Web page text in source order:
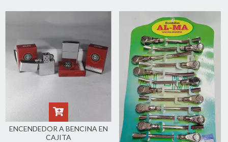
ENCENDEDOR A BENCINA EN
CAJITA